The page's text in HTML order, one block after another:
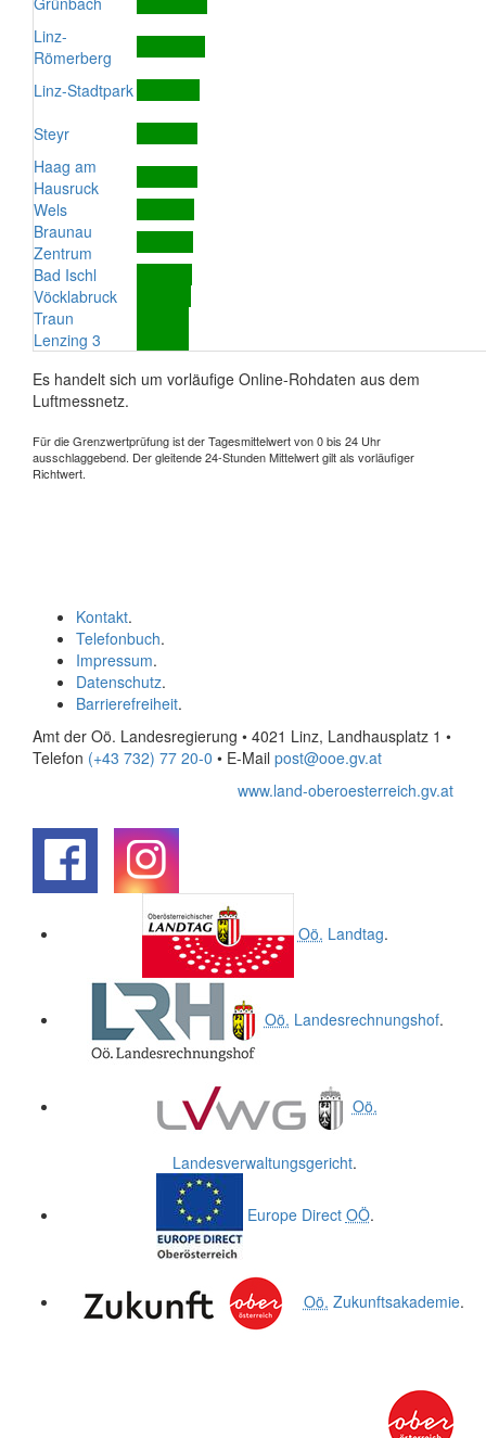
Linz-
Römerberg
Linz-Stadtpark
Steyr
Haag am
Hausruck
Wels
Braunau
Zentrum
Bad Ischl
Vöcklabruck
Traun
Lenzing 3
Es handelt sich um vorläufige Online-Rohdaten aus dem
Luftmessnetz.
Für die Grenzwertprüfung ist der Tagesmittelwert von 0 bis 24 Uhr
ausschlaggebend. Der gleitende 24-Stunden Mittelwert gilt als vorläufiger
Richtwert.
Kontakt.
Telefonbuch.
Impressum.
Datenschutz.
Barrierefreiheit.
Amt der Oö. Landesregierung • 4021 Linz, Landhausplatz 1 •
Telefon (+43 732) 77 20-0 • E-Mail post@ooe.gv.at
www.land-oberoesterreich.gv.at
Oö. Landtag.
Oö. Landesrechnungshof.
Oö.
Landesverwaltungsgericht.
Europe Direct OÖ.
Oö. Zukunftsakademie.